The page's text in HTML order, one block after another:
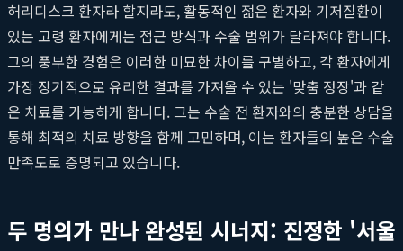
허리디스크 환자라 할지라도, 활동적인 젊은 환자와 기저질환이
있는 고령 환자에게는 접근 방식과 수술 범위가 달라져야 합니다.
그의 풍부한 경험은 이러한 미묘한 차이를 구별하고, 각 환자에게
가장 장기적으로 유리한 결과를 가져올 수 있는 '맞춤 정장'과 같
은 치료를 가능하게 합니다. 그는 수술 전 환자와의 충분한 상담을
통해 최적의 치료 방향을 함께 고민하며, 이는 환자들의 높은 수술
만족도로 증명되고 있습니다.
두 명의가 만나 완성된 시너지: 진정한 '서울